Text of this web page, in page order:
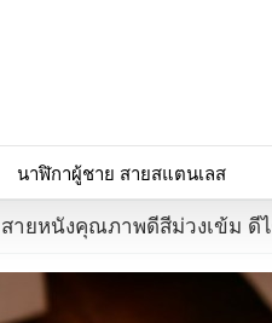
นาฬิกาผู้ชาย สายสแตนเลส
ายหนังคุณภาพดีสีม่วงเข้ม ดี